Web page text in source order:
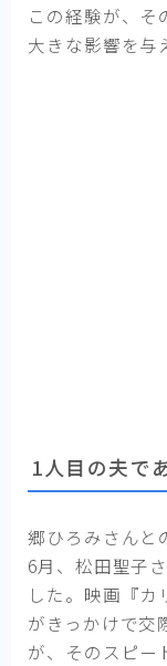
この経験が、そ
大きな影響を与
1人目の夫で
郷ひろみさんと
6月、松田聖子
した。映画『
がきっかけで交
が、そのスピー